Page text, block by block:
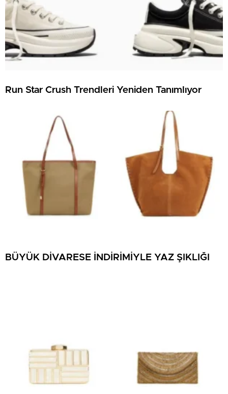
Run Star Crush Trendleri Yeniden Tanımlıyor
BÜYÜK DİVARESE İNDİRİMİYLE YAZ ŞIKLIĞI